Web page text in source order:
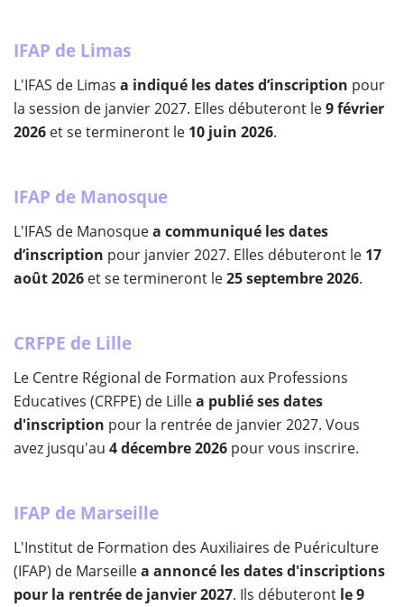
IFAP de Limas
L'IFAS de Limas a indiqué les dates d’inscription pour
la session de janvier 2027. Elles débuteront le9 février
2026 et se termineront le 10 juin 2026.
IFAP de Manosque
L'IFAS de Manosquea communiqué les dates
d’inscription pour janvier 2027. Elles débuteront le 17
août 2026 et se termineront le25 septembre 2026.
CRFPE de Lille
Le Centre Régional de Formation aux Professions
Educatives (CRFPE) de Lillea publié ses dates
d'inscription pour la rentrée de janvier 2027. Vous
avez jusqu'au 4 décembre 2026 pour vous inscrire.
IFAP de Marseille
L'Institut de Formation des Auxiliaires de Puériculture
(IFAP) de Marseillea annoncé les dates d'inscriptions
pour la rentrée de janvier 2027. Ils débuteront le 9